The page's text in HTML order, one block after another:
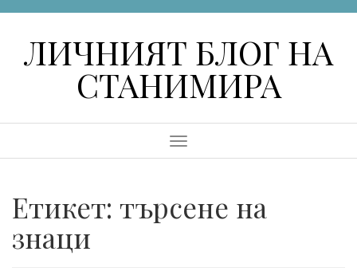
ЛИЧНИЯТ БЛОГ НА
СТАНИМИРА
Menu
Етикет: търсене на
знаци